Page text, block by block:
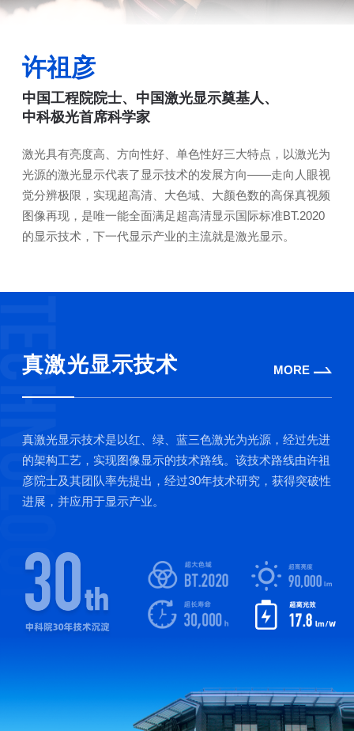
许祖彦
中国工程院院士、中国激光显示奠基人、
中科极光首席科学家
激光具有亮度高、方向性好、单色性好三大特点，以激光为
光源的激光显示代表了显示技术的发展方向——走向人眼视
觉分辨极限，实现超高清、大色域、大颜色数的高保真视频
图像再现，是唯一能全面满足超高清显示国际标准BT.2020
的显示技术，下一代显示产业的主流就是激光显示。
真激光显示技术 MORE
真激光显示技术是以红、绿、蓝三色激光为光源，经过先进
的架构工艺，实现图像显示的技术路线。该技术路线由许祖
彦院士及其团队率先提出，经过30年技术研究，获得突破性
进展，并应用于显示产业。